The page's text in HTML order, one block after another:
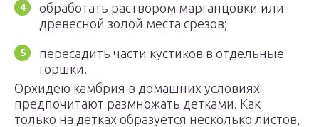
обработать раствором марганцовки или
древесной золой места срезов;
пересадить части кустиков в отдельные
горшки.
Орхидею камбрия в домашних условиях
предпочитают размножать детками. Как
только на детках образуется несколько листов,